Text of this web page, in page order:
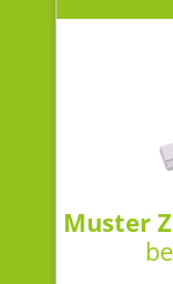
Muster